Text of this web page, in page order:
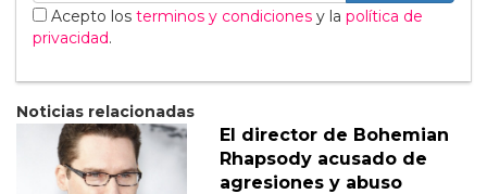
Acepto los terminos y condiciones y la política de
privacidad.
Noticias relacionadas
El director de Bohemian
Rhapsody acusado de
agresiones y abuso